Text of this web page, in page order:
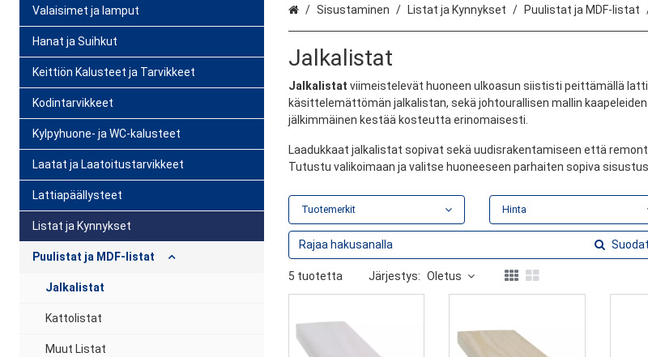
Valaisimet ja lamput
Hanat ja Suihkut
Keittiön Kalusteet ja Tarvikkeet
Kodintarvikkeet
Kylpyhuone- ja WC-kalusteet
Laatat ja Laatoitustarvikkeet
Lattiapäällysteet
Listat ja Kynnykset
Puulistat ja MDF-listat
Jalkalistat
Kattolistat
Muut Listat
EtusivuSisustaminen Listat ja Kynnykset Puulistat ja MDF-listat
Jalkalistat
Jalkalistat viimeistelevät huoneen ulkoasun siististi peittämällä
käsittelemättömän jalkalistan, sekä johtourallisen mallin
jälkimmäinen kestää kosteutta erinomaisesti.
Laadukkaat jalkalistat sopivat sekä uudisrakentamiseen että
Tutustu valikoimaan ja valitse huoneeseen parhaiten sopiva
Tuotemerkit Hinta
5 tuotetta Järjestys: Oletus